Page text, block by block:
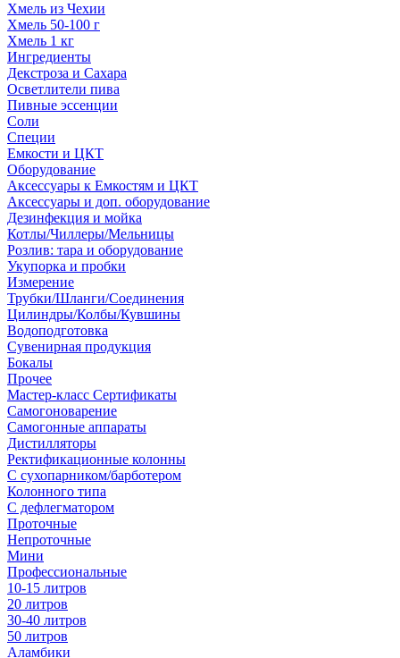
Хмель из Чехии
Хмель 50-100 г
Хмель 1 кг
Ингредиенты
Декстроза и Сахара
Осветлители пива
Пивные эссенции
Соли
Специи
Емкости и ЦКТ
Оборудование
Аксессуары к Емкостям и ЦКТ
Аксессуары и доп. оборудование
Дезинфекция и мойка
Котлы/Чиллеры/Мельницы
Розлив: тара и оборудование
Укупорка и пробки
Измерение
Трубки/Шланги/Соединения
Цилиндры/Колбы/Кувшины
Водоподготовка
Сувенирная продукция
Бокалы
Прочее
Мастер-класс Сертификаты
Самогоноварение
Самогонные аппараты
Дистилляторы
Ректификационные колонны
С сухопарником/барботером
Колонного типа
С дефлегматором
Проточные
Непроточные
Мини
Профессиональные
10-15 литров
20 литров
30-40 литров
50 литров
Аламбики